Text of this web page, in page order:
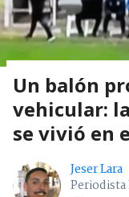
Un balón
vehicular:
se vivió en
Jeser Lara